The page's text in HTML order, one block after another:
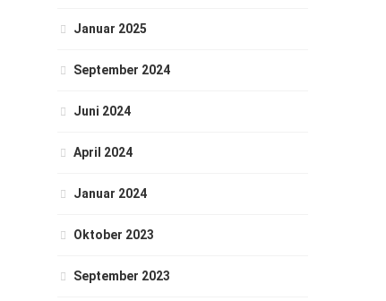
Januar 2025
September 2024
Juni 2024
April 2024
Januar 2024
Oktober 2023
September 2023